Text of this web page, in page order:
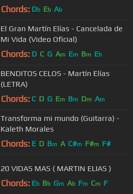
Chords: Db Eb Ab
El Gran Martín Elías - Cancelada de
Mi Vida (Video Oficial)
Chords: D C G Am Em Bm Eb
BENDITOS CELOS - Martín Elías
(LETRA)
Chords: C D G Em Bm Dm Am
Transforma mi mundo (Guitarra) -
Kaleth Morales
Chords: E D Bm A C#m F#m F#
20 VIDAS MAS ( MARTIN ELIAS )
Chords: Eb Bb Gm Ab Fm Cm F